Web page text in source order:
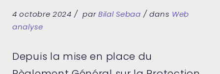
4 octobre 2024 parBilal Sebaa dans Web
analyse
Depuis la mise en place du